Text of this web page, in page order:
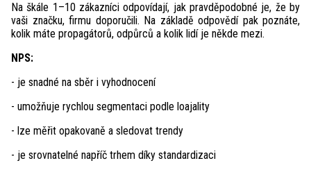
Kontakt
Ke stažení
Na škále 1–10 zákazníci odpovídají, jak pravděpodobné je, že by
vaši značku, firmu doporučili. Na základě odpovědí pak poznáte,
kolik máte propagátorů, odpůrců a kolik lidí je někde mezi.
NPS:
- je snadné na sběr i vyhodnocení
- umožňuje rychlou segmentaci podle loajality
- lze měřit opakovaně a sledovat trendy
- je srovnatelné napříč trhem díky standardizaci